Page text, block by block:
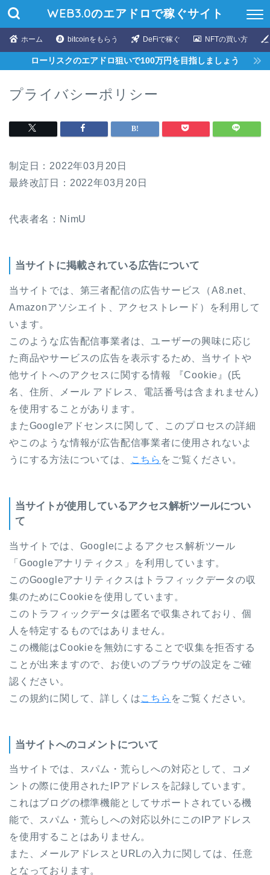
WEB3.0のエアドロで稼ぐサイト
ホーム bitcoinをもらう DeFiで稼ぐ NFTの買い方
ローリスクのエアドロ狙いで100万円を目指しましょう
プライバシーポリシー
制定日：2022年03月20日
最終改訂日：2022年03月20日
代表者名：NimU
当サイトに掲載されている広告について
当サイトでは、第三者配信の広告サービス（A8.net、
Amazonアソシエイト、アクセストレード）を利用して
います。
このような広告配信事業者は、ユーザーの興味に応じ
た商品やサービスの広告を表示するため、当サイトや
他サイトへのアクセスに関する情報 『Cookie』(氏
名、住所、メール アドレス、電話番号は含まれません)
を使用することがあります。
またGoogleアドセンスに関して、このプロセスの詳細
やこのような情報が広告配信事業者に使用されないよ
うにする方法については、
こちら をご覧ください。
当サイトが使用しているアクセス解析ツールについ
て
当サイトでは、Googleによるアクセス解析ツール
「Googleアナリティクス」を利用しています。
このGoogleアナリティクスはトラフィックデータの収
集のためにCookieを使用しています。
このトラフィックデータは匿名で収集されており、個
人を特定するものではありません。
この機能はCookieを無効にすることで収集を拒否する
ことが出来ますので、お使いのブラウザの設定をご確
認ください。
この規約に関して、詳しくはこちら をご覧ください。
当サイトへのコメントについて
当サイトでは、スパム・荒らしへの対応として、コメ
ントの際に使用されたIPアドレスを記録しています。
これはブログの標準機能としてサポートされている機
能で、スパム・荒らしへの対応以外にこのIPアドレス
を使用することはありません。
また、メールアドレスとURLの入力に関しては、任意
となっております。